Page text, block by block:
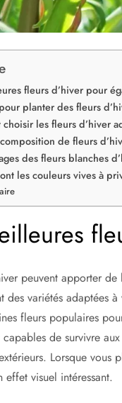
fleurs d’hiver pour
planter des fleurs
les fleurs d’hiver
de fleurs
des fleurs blanches
les couleurs vives à
peuvent apporter
des variétés adaptées
fleurs populaires
capables de survivre
Lorsque vous
effet visuel intéressant.